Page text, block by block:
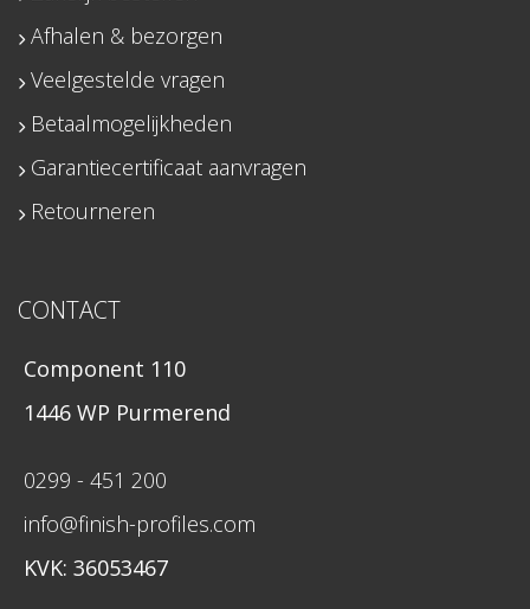
Afhalen & bezorgen
Veelgestelde vragen
Betaalmogelijkheden
Garantiecertificaat aanvragen
Retourneren
CONTACT
Component 110
1446 WP Purmerend
0299 - 451 200
info@finish-profiles.com
KVK: 36053467